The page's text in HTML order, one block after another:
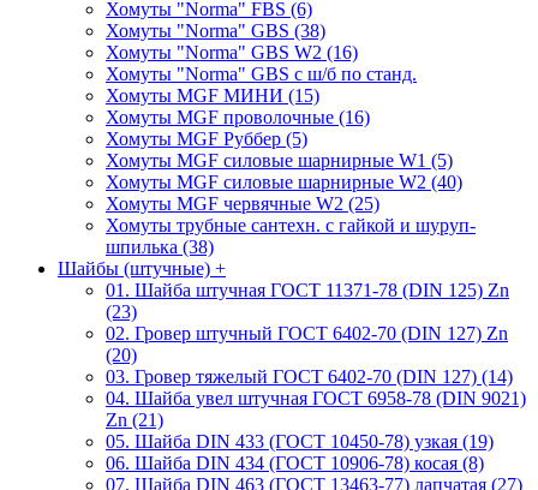
Хомуты "Norma" FBS (6)
Хомуты "Norma" GBS (38)
Хомуты "Norma" GBS W2 (16)
Хомуты "Norma" GBS с ш/б по станд.
Хомуты MGF МИНИ (15)
Хомуты MGF проволочные (16)
Хомуты MGF Руббер (5)
Хомуты MGF силовые шарнирные W1 (5)
Хомуты MGF силовые шарнирные W2 (40)
Хомуты MGF червячные W2 (25)
Хомуты трубные сантехн. с гайкой и шуруп-
шпилька (38)
Шайбы (штучные) +
01. Шайба штучная ГОСТ 11371-78 (DIN 125) Zn
(23)
02. Гровер штучный ГОСТ 6402-70 (DIN 127) Zn
(20)
03. Гровер тяжелый ГОСТ 6402-70 (DIN 127) (14)
04. Шайба увел штучная ГОСТ 6958-78 (DIN 9021)
Zn (21)
05. Шайба DIN 433 (ГОСТ 10450-78) узкая (19)
06. Шайба DIN 434 (ГОСТ 10906-78) косая (8)
07. Шайба DIN 463 (ГОСТ 13463-77) лапчатая (27)